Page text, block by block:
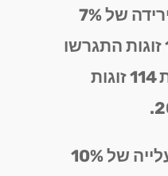
בשנת 2023 נרשמה ירידה של 7%
בשיעור הגירושין. 106 זוגות התגרשו
ביבנה ב-2023 לעומת 114 זוגות
בשנת 2018 נרשמה עלייה של 10%